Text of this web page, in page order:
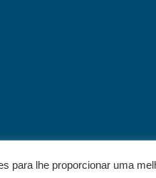
para lhe proporcionar uma